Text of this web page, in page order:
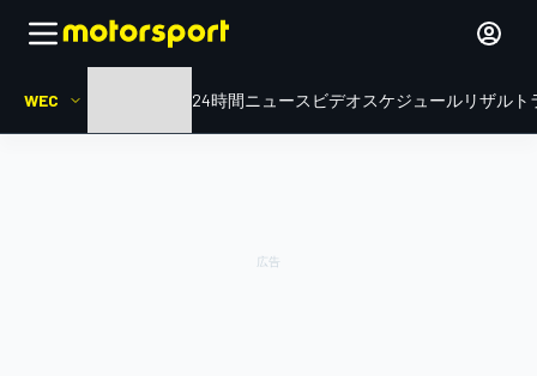
WEC ル・マン24時間ニュース ビデオスケジュールリザルト